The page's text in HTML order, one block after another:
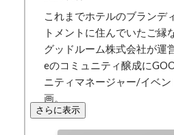
これまでホテルのブランデ
トメントに住んでいたご縁
グッドルーム株式会社が運
eのコミュニティ醸成に
ニティマネージャー/イベ
画。
さらに表示